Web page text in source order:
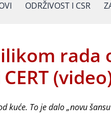
ODRŽIVOST I CSR
rada
kuće. To je dalo „novu